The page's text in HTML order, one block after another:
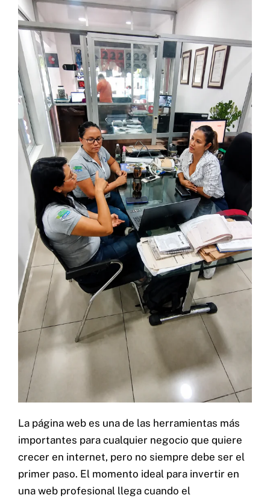
La página web es una de las herramientas más
importantes para cualquier negocio que quiere
crecer en internet, pero no siempre debe ser el
primer paso. El momento ideal para invertir en
una web profesional llega cuando el